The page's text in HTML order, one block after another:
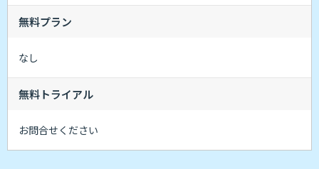
無料プラン
なし
無料トライアル
お問合せください